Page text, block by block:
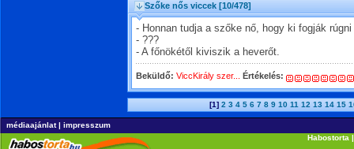
Szőke nős viccek [10/478]
- Honnan tudja a szőke nő, hogy ki fogják
- ???
- A főnökétől kiviszik a heverőt.
Beküldő: ViccKirály szer... Értékelés:
[1] 2 3 4 5 6 7 8 9 10 11 12 13 14 15
médiaajánlat| impresszum
Habostorta